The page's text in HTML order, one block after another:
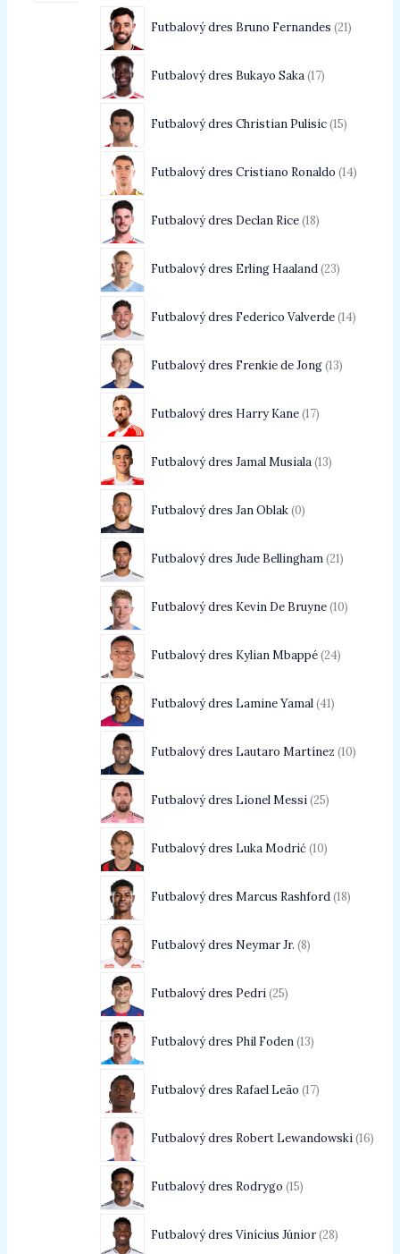
Futbalový dres Bruno Fernandes 21
Futbalový dres Bukayo Saka 17
Futbalový dres Christian Pulisic 15
Futbalový dres Cristiano Ronaldo 14
Futbalový dres Declan Rice 18
Futbalový dres Erling Haaland 23
Futbalový dres Federico Valverde 14
Futbalový dres Frenkie de Jong 13
Futbalový dres Harry Kane 17
Futbalový dres Jamal Musiala 13
Futbalový dres Jan Oblak 0
Futbalový dres Jude Bellingham 21
Futbalový dres Kevin De Bruyne 10
Futbalový dres Kylian Mbappé 24
Futbalový dres Lamine Yamal 41
Futbalový dres Lautaro Martínez 10
Futbalový dres Lionel Messi 25
Futbalový dres Luka Modrić 10
Futbalový dres Marcus Rashford 18
Futbalový dres Neymar Jr. 8
Futbalový dres Pedri 25
Futbalový dres Phil Foden 13
Futbalový dres Rafael Leão 17
Futbalový dres Robert Lewandowski 16
Futbalový dres Rodrygo 15
Futbalový dres Vinícius Júnior 28